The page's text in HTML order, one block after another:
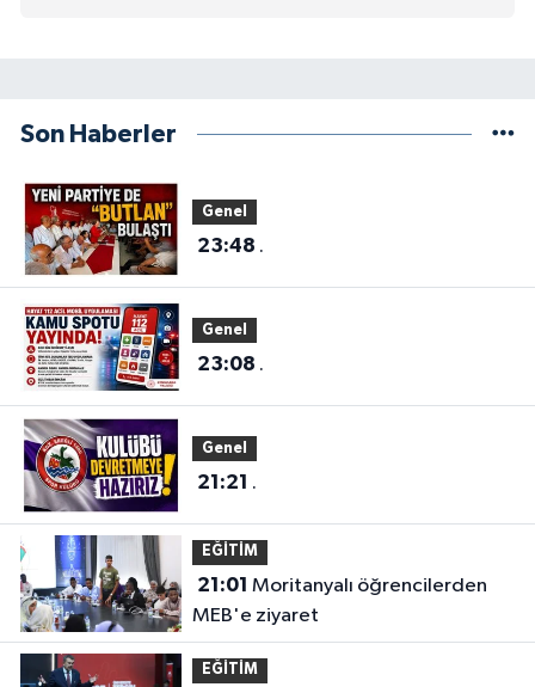
Son Haberler
Genel
23:48 .
Genel
23:08 .
Genel
21:21 .
EĞİTİM
21:01
MEB'e ziyaret
EĞİTİM